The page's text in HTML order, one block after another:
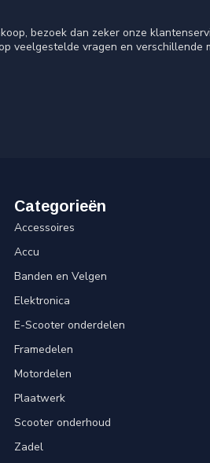
bezoek dan zeker onze
veelgestelde vragen en verschillende
Categorieën
Accessoires
Accu
Banden en Velgen
Elektronica
E-Scooter onderdelen
Framedelen
Motordelen
Plaatwerk
Scooter onderhoud
Zadel